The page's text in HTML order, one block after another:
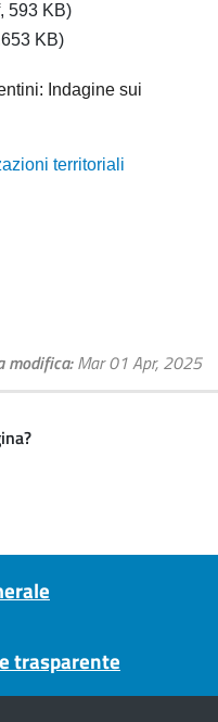
593 KB)
KB)
Indagine sui
territoriali
modifica Mar 01 Apr, 2025
trasparente